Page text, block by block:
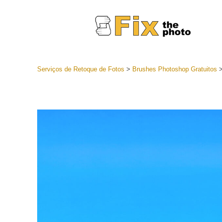
Serviços de Retoque de Fotos > Brushes Photoshop Gratuitos >